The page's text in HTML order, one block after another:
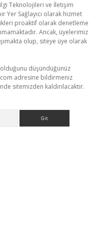
Teknolojileri ve İletişim
Yer Sağlayıcı olarak hizmet
proaktif olarak denetleme
Ancak, üyelerimiz
olup, siteye üye olarak
olduğunu düşündüğünüz
adresine bildirmeniz
sitemizden kaldırılacaktır.